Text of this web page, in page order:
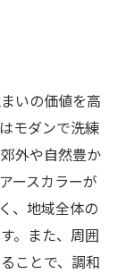
る
説
知る
いの価値を高
モダンで洗練
外や自然豊か
ースカラーが
、地域全体の
。また、周囲
ことで、調和